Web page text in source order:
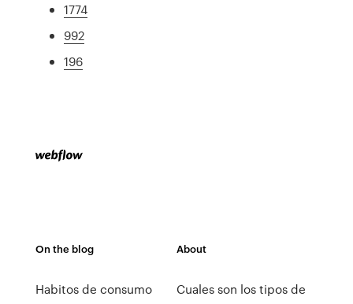
1774
992
196
On the blog
Habitos de consumo
About
Cuales son los tipos de